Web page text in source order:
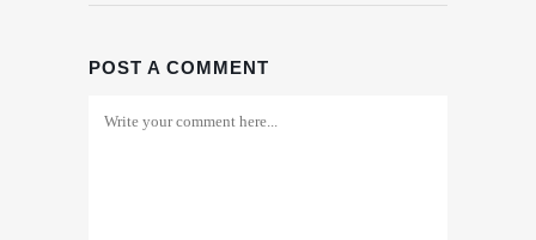
POST A COMMENT